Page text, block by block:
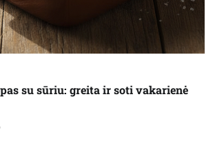
su sūriu: greita ir soti vakarienė